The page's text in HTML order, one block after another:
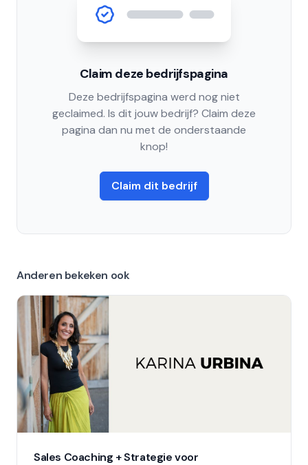
Claim deze bedrijfspagina
Deze bedrijfspagina werd nog niet
geclaimed. Is dit jouw bedrijf? Claim deze
pagina dan nu met de onderstaande
knop!
Claim dit bedrijf
Anderen bekeken ook
Sales Coaching + Strategie voor